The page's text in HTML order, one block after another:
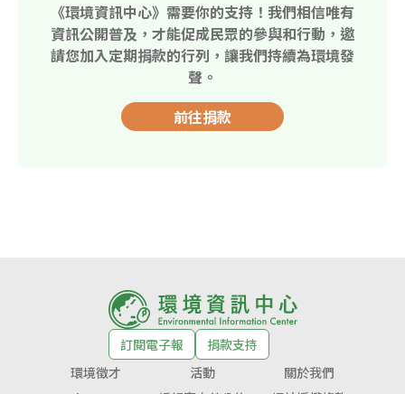
《環境資訊中心》需要你的支持！我們相信唯有
資訊公開普及，才能促成民眾的參與和行動，邀
請您加入定期捐款的行列，讓我們持續為環境發
聲。
前往捐款
訂閱電子報
捐款支持
環境徵才
活動
關於我們